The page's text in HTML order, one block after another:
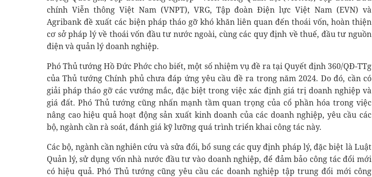
chính Viễn thông Việt Nam (VNPT), VRG, Tập đoàn Điện lực Việt Nam (EVN) và
Agribank đề xuất các biện pháp tháo gỡ khó khăn liên quan đến thoái vốn, hoàn thiện
cơ sở pháp lý về thoái vốn đầu tư nước ngoài, cùng các quy định về thuế, đầu tư nguồn
điện và quản lý doanh nghiệp.
Phó Thủ tướng Hồ Đức Phớc cho biết, một số nhiệm vụ đề ra tại Quyết định 360/QĐ-TTg
của Thủ tướng Chính phủ chưa đáp ứng yêu cầu đề ra trong năm 2024. Do đó, cần có
giải pháp tháo gỡ các vướng mắc, đặc biệt trong việc xác định giá trị doanh nghiệp và
giá đất. Phó Thủ tướng cũng nhấn mạnh tầm quan trọng của cổ phần hóa trong việc
nâng cao hiệu quả hoạt động sản xuất kinh doanh của các doanh nghiệp, yêu cầu các
bộ, ngành cần rà soát, đánh giá kỹ lưỡng quá trình triển khai công tác này.
Các bộ, ngành cần nghiên cứu và sửa đổi, bổ sung các quy định pháp lý, đặc biệt là Luật
Quản lý, sử dụng vốn nhà nước đầu tư vào doanh nghiệp, để đảm bảo công tác đổi mới
có hiệu quả. Phó Thủ tướng cũng yêu cầu các doanh nghiệp tập trung đổi mới công